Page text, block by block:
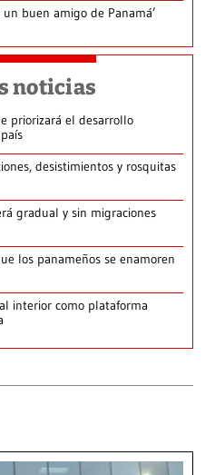
buen amigo de Panamá’
noticias
priorizará el desarrollo
desistimientos y rosquitas
gradual y sin migraciones
los panameños se enamoren
interior como plataforma